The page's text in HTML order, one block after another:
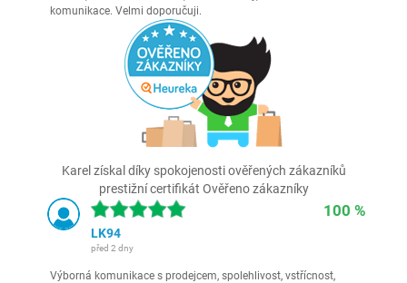
komunikace. Velmi doporučuji.
Karel získal díky spokojenosti ověřených zákazníků
prestižní certifikát Ověřeno zákazníky
100 %
LK94
před 2 dny
Výborná komunikace s prodejcem, spolehlivost, vstřícnost,